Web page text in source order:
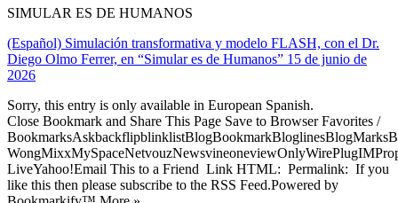
SIMULAR ES DE HUMANOS
(Español) Simulación transformativa y modelo FLASH, con el Dr.
Diego Olmo Ferrer, en “Simular es de Humanos” 15 de junio de
2026
Sorry, this entry is only available in European Spanish.
Close Bookmark and Share This Page Save to Browser Favorites /
LiveYahoo!Email This to a Friend Link HTML: Permalink: If you
like this then please subscribe to the RSS Feed.Powered by